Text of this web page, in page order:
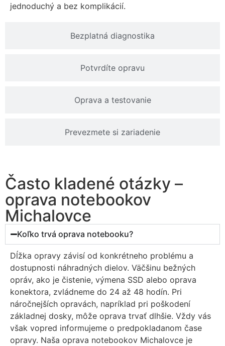
Bezplatná diagnostika
Potvrdíte opravu
Oprava a testovanie
Prevezmete si zariadenie
jednoduchý a bez komplikácií.
Často kladené otázky –
oprava notebookov
Michalovce
Koľko trvá oprava notebooku?
Dĺžka opravy závisí od konkrétneho problému a
dostupnosti náhradných dielov. Väčšinu bežných
opráv, ako je čistenie, výmena SSD alebo oprava
konektora, zvládneme do 24 až 48 hodín. Pri
náročnejších opravách, napríklad pri poškodení
základnej dosky, môže oprava trvať dlhšie. Vždy vás
však vopred informujeme o predpokladanom čase
opravy. Naša oprava notebookov Michalovce je